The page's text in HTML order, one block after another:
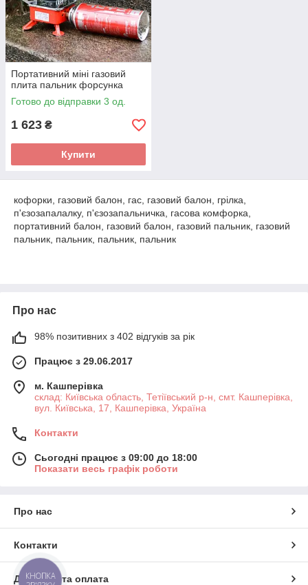
Портативний міні газовий
плита пальник форсунка
Готово до відправки 3 од.
1 623 ₴
Купити
кофорки, газовий балон, гас, газовий балон, грілка,
п'єзозапалалку, п'єзозапальничка, гасова комфорка,
портативний балон, газовий балон, газовий пальник, газовий
пальник, пальник, пальник, пальник
Про нас
98% позитивних з 402 відгуків за рік
Працює з 29.06.2017
м. Кашперівка
склад: Київська область, Тетіївський р-н, смт. Кашперівка,
вул. Київська, 17, Кашперівка, Україна
Контакти
Сьогодні працює з 09:00 до 18:00
Показати весь графік роботи
Про нас
Контакти
Доставка та оплата
КНОПКА